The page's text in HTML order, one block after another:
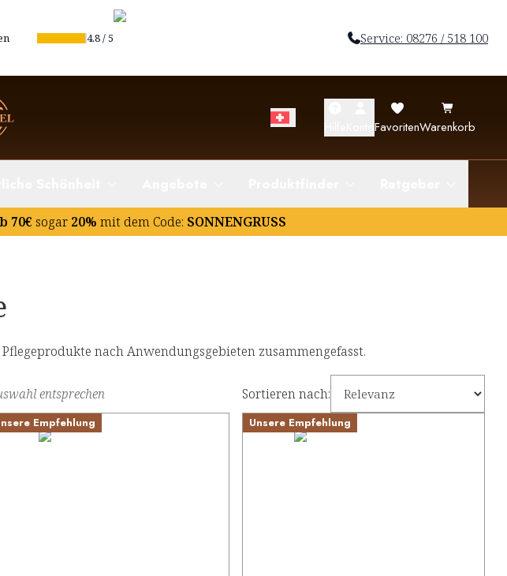
4.8/5 Service: 08276 / 518 100
FavoritenWarenkorb
70€ sogar 20% mit dem Code: SONNENGRUSS
nach Anwendungsgebieten zusammengefasst.
entsprechen Sortieren nach:
Empfehlung Unsere Empfehlung